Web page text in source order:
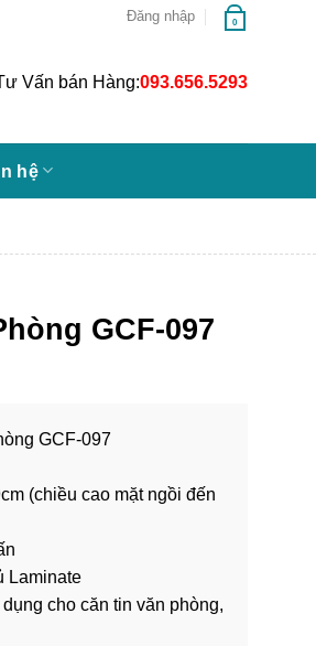
Đăng nhập 0
Vấn bán Hàng:093.656.5293
hệ
GCF-097
GCF-097
(chiều cao mặt ngồi đến
Laminate
cho căn tin văn phòng,